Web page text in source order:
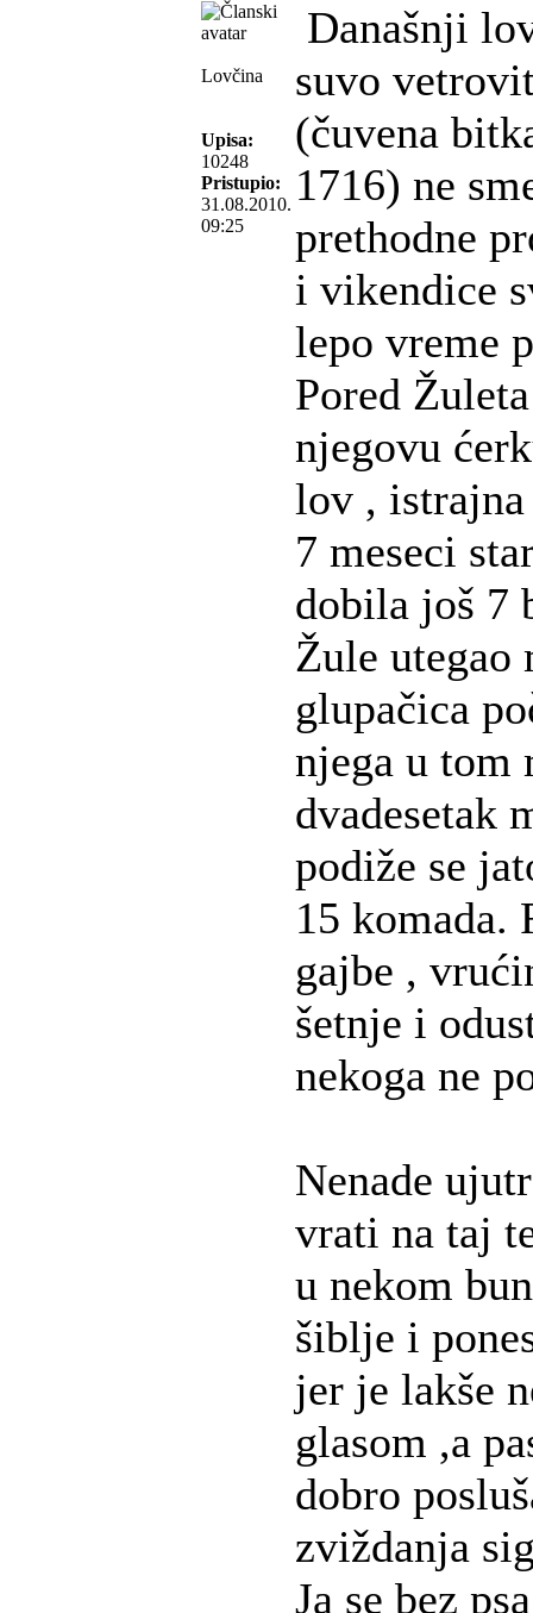
Lovčina
Upisa:
10248
Pristupio:
31.08.2010.
09:25
Današnji
suvo
(čuvena
1716) ne
prethodne
i vikendice
lepo vreme
Pored
njegovu
lov ,
7 meseci
dobila još 7
Žule utegao
glupačica
njega u tom
dvadesetak
podiže se
15 komada.
gajbe ,
šetnje i
nekoga ne
Nenade
vrati na taj
u nekom
šiblje i
jer je lakše
glasom ,a
dobro
zviždanja
Ja se bez